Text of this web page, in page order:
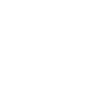
de € 199,99 à